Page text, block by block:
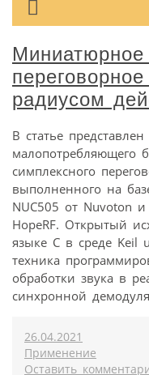
радиусом
В статье представлен
малопотребляющего
симплексного
выполненного на
NUC505 от Nuvoton
HopeRF. Открытый
языке С в среде Keil
техника
обработки звука в
синхронной
26.04.2021
Применение
Оставить